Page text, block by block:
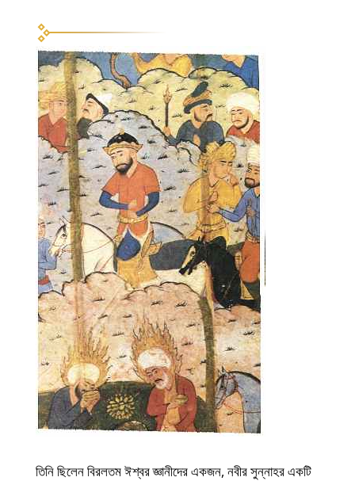
তিনি ছিলেন বিরলতম ঈশ্বর জ্ঞানীদের একজন, নবীর সুন্নাহর একটি